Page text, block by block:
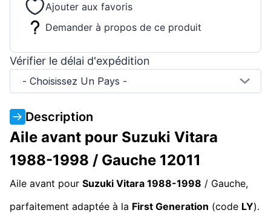
Ajouter aux favoris
Demander à propos de ce produit
Vérifier le délai d'expédition
- Choisissez Un Pays -
Description
Aile avant pour Suzuki Vitara
1988-1998 / Gauche 12011
Aile avant pour Suzuki Vitara 1988-1998 / Gauche,
parfaitement adaptée à la First Generation (code LY).